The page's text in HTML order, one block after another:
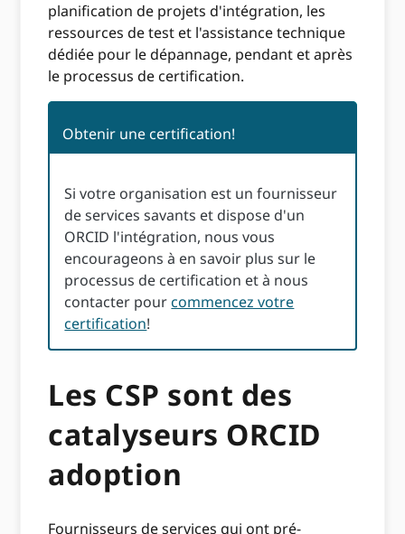
planification de projets d'intégration, les
ressources de test et l'assistance technique
dédiée pour le dépannage, pendant et après
le processus de certification.
Obtenir une certification!
Si votre organisation est un fournisseur
de services savants et dispose d'un
ORCID l'intégration, nous vous
encourageons à en savoir plus sur le
processus de certification et à nous
contacter pourcommencez votre
certification!
Les CSP sont des
catalyseurs ORCID
adoption
Fournisseurs de services qui ont pré-